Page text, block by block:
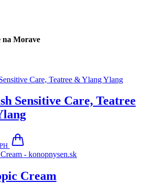
na Morave
Sensitive Care, Teatree
Cream